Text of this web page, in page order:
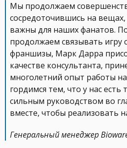
Мы продолжаем
сосредоточившись на
важны для наших фанатов.
продолжаем связывать игру
франшизы, Марк Дарра
качестве консультанта,
многолетний опыт работы
гордимся тем, что у нас есть
сильным руководством во
вместе, чтобы реализовать
Генеральный менеджер